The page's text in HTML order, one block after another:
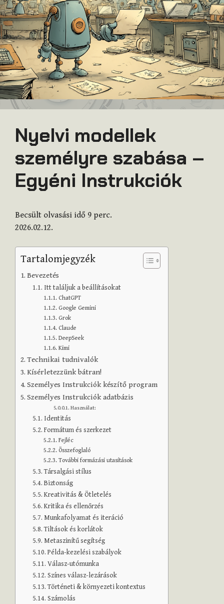
Nyelvi modellek
személyre szabása –
Egyéni Instrukciók
Becsült olvasási idő 9 perc.
2026.02.12.
Tartalomjegyzék
Bevezetés
Itt találjuk a beállításokat
ChatGPT
Google Gemini
Grok
Claude
DeepSeek
Kimi
Technikai tudnivalók
Kísérletezzünk bátran!
Személyes Instrukciók készítő program
Személyes Instrukciók adatbázis
Használat:
Identitás
Formátum és szerkezet
Fejléc
Összefoglaló
További formázási utasítások
Társalgási stílus
Biztonság
Kreativitás & Ötletelés
Kritika és ellenőrzés
Munkafolyamat és iteráció
Tiltások és korlátok
Metaszinítű segítség
Példa-kezelési szabályok
Válasz-utómunka
Színes válasz-lezárások
Történeti & környezeti kontextus
Számolás